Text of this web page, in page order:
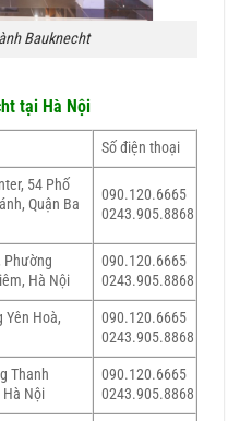
Bauknecht
tại Hà Nội
Số điện thoại
54 Phố
Quận Ba
090.120.6665
0243.905.8868
Phường
Hà Nội
090.120.6665
0243.905.8868
Yên Hoà,
090.120.6665
0243.905.8868
Thanh
Hà Nội
090.120.6665
0243.905.8868